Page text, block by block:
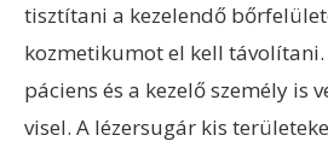
tisztítani a kezelendő
kozmetikumot el kell távolítani.
páciens és a kezelő személy is
visel. A lézersugár kis